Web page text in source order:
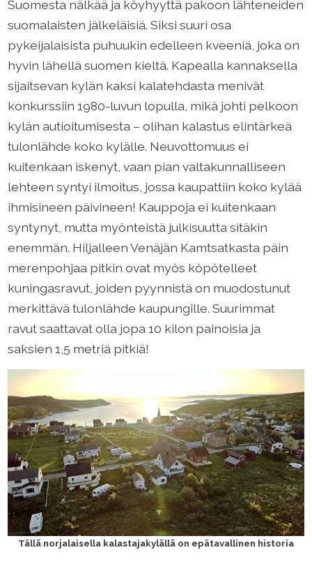
Suomesta nälkää ja köyhyyttä pakoon lähteneiden
suomalaisten jälkeläisiä. Siksi suuri osa
pykeijalaisista puhuukin edelleen kveeniä, joka on
hyvin lähellä suomen kieltä. Kapealla kannaksella
sijaitsevan kylän kaksi kalatehdasta menivät
konkurssiin 1980-luvun lopulla, mikä johti pelkoon
kylän autioitumisesta – olihan kalastus elintärkeä
tulonlähde koko kylälle. Neuvottomuus ei
kuitenkaan iskenyt, vaan pian valtakunnalliseen
lehteen syntyi ilmoitus, jossa kaupattiin koko kylää
ihmisineen päivineen! Kauppoja ei kuitenkaan
syntynyt, mutta myönteistä julkisuutta sitäkin
enemmän. Hiljalleen Venäjän Kamtsatkasta päin
merenpohjaa pitkin ovat myös köpötelleet
kuningasravut, joiden pyynnistä on muodostunut
merkittävä tulonlähde kaupungille. Suurimmat
ravut saattavat olla jopa 10 kilon painoisia ja
saksien 1,5 metriä pitkiä!
Tällä norjalaisella kalastajakylällä on epätavallinen historia